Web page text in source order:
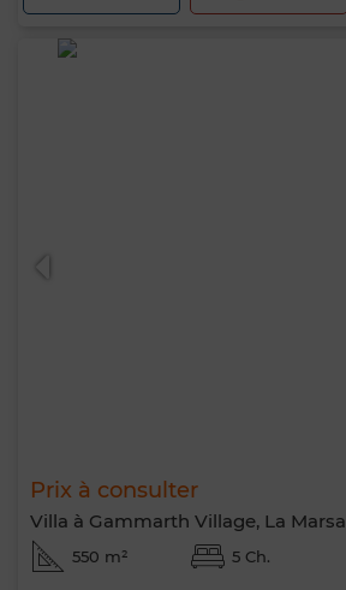
Prix à consulter
Villa à Gammarth Village, La Marsa
550 m² 5 Ch.